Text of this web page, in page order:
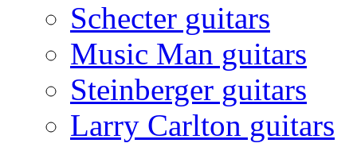
Schecter guitars
Music Man guitars
Steinberger guitars
Larry Carlton guitars